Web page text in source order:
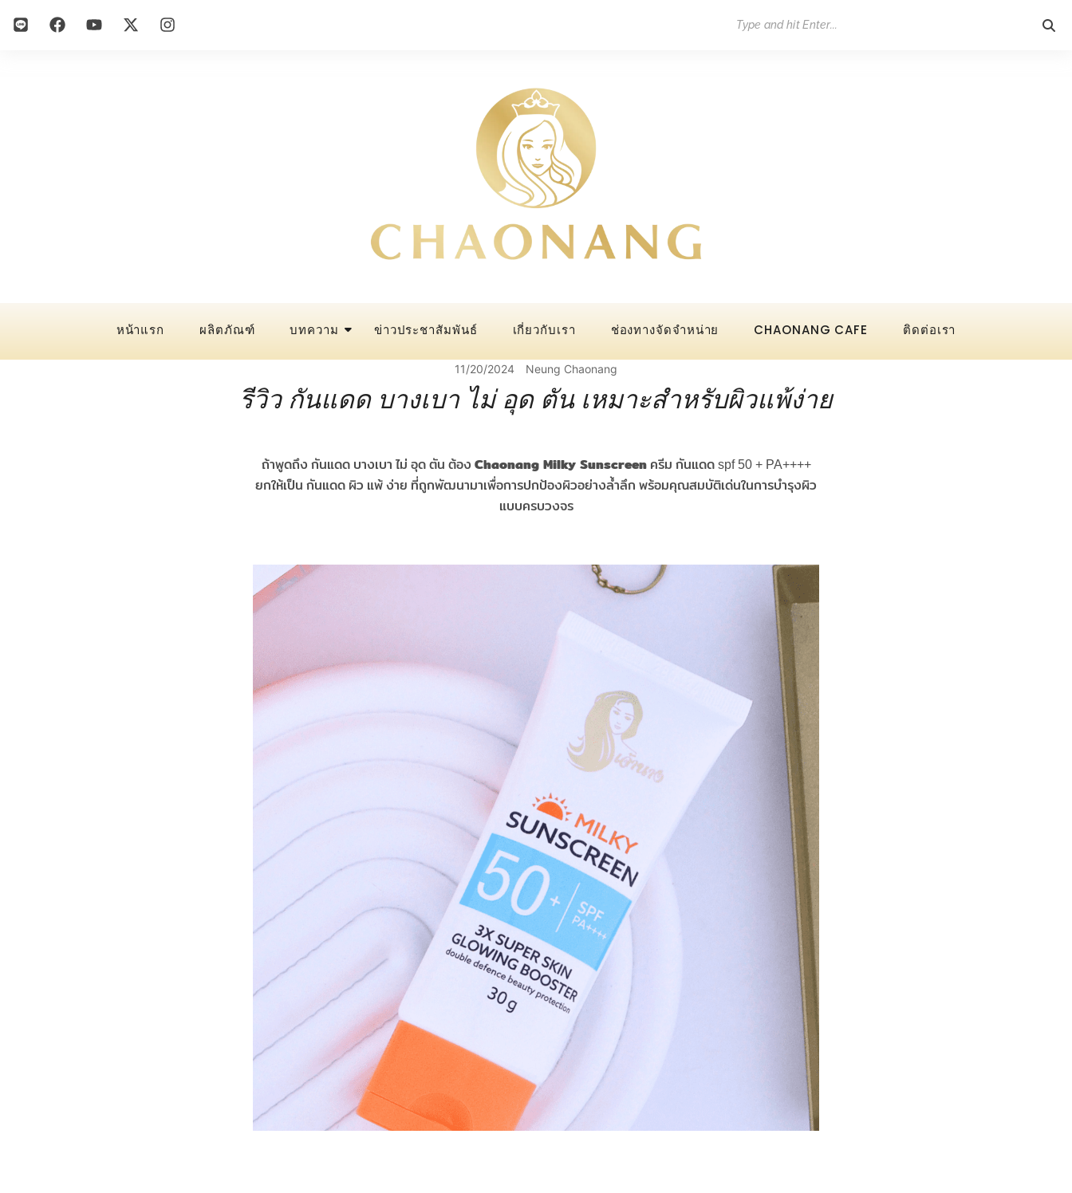
หน้าแรก ผลิตภัณฑ์ บทความ ข่าวประชาสัมพันธ์ เกี่ยวกับเรา ช่องทางจัดจำหน่าย CHAONANG CAFE ติดต่อเรา
11/20/2024 Neung Chaonang
รีวิว กันแดด บางเบา ไม่ อุด ตัน เหมาะสำหรับผิวแพ้ง่าย
ถ้าพูดถึง กันแดด บางเบา ไม่ อุด ตัน ต้อง Chaonang Milky Sunscreenครีม กันแดด spf 50 + PA++++
ยกให้เป็น กันแดด ผิว แพ้ ง่าย ที่ถูกพัฒนามาเพื่อการปกป้องผิวอย่างล้ำลึก พร้อมคุณสมบัติเด่นในการบำรุงผิว
แบบครบวงจร